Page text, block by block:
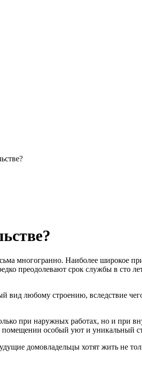
многогранно. Наиболее широкое
преодолевают срок службы в сто
вид любому строению, вследствие
при наружных работах, но и при
помещении особый уют и уникальный
домовладельцы хотят жить не